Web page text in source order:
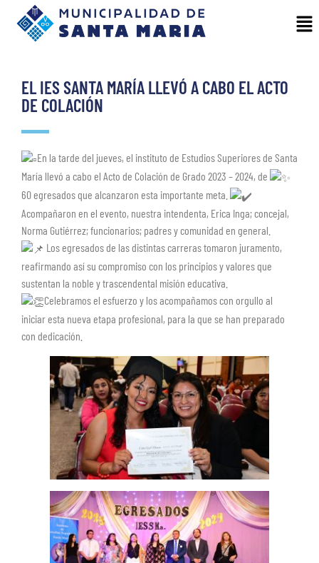
EL IES SANTA MARÍA LLEVÓ A CABO EL ACTO
DE COLACIÓN
En la tarde del jueves, el instituto de Estudios Superiores de Santa
María llevó a cabo el Acto de Colación de Grado 2023 – 2024, de
60 egresados que alcanzaron esta importante meta.
Acompañaron en el evento, nuestra intendenta, Erica Inga; concejal,
Norma Gutiérrez; funcionarios; padres y comunidad en general.
Los egresados de las distintas carreras tomaron juramento,
reafirmando así su compromiso con los principios y valores que
sustentan la noble y trascendental misión educativa.
Celebramos el esfuerzo y los acompañamos con orgullo al
iniciar esta nueva etapa profesional, para la que se han preparado
con dedicación.